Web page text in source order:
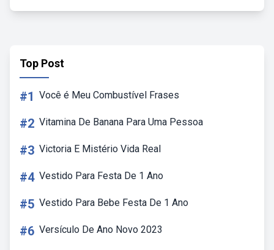
Top Post
#1 Você é Meu Combustível Frases
#2 Vitamina De Banana Para Uma Pessoa
#3 Victoria E Mistério Vida Real
#4 Vestido Para Festa De 1 Ano
#5 Vestido Para Bebe Festa De 1 Ano
#6 Versículo De Ano Novo 2023